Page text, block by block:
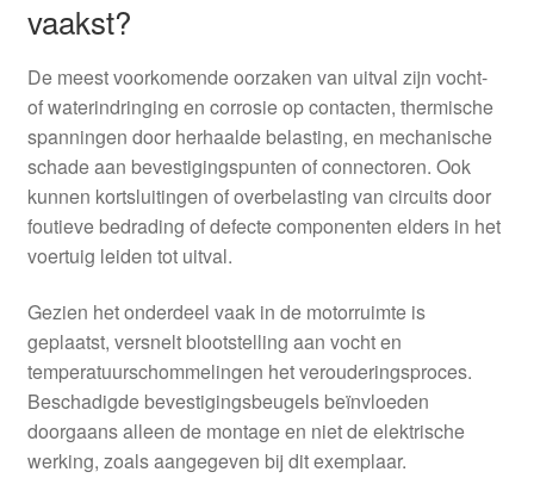
vaakst?
De meest voorkomende oorzaken van uitval zijn vocht-
of waterindringing en corrosie op contacten, thermische
spanningen door herhaalde belasting, en mechanische
schade aan bevestigingspunten of connectoren. Ook
kunnen kortsluitingen of overbelasting van circuits door
foutieve bedrading of defecte componenten elders in het
voertuig leiden tot uitval.
Gezien het onderdeel vaak in de motorruimte is
geplaatst, versnelt blootstelling aan vocht en
temperatuurschommelingen het verouderingsproces.
Beschadigde bevestigingsbeugels beïnvloeden
doorgaans alleen de montage en niet de elektrische
werking, zoals aangegeven bij dit exemplaar.